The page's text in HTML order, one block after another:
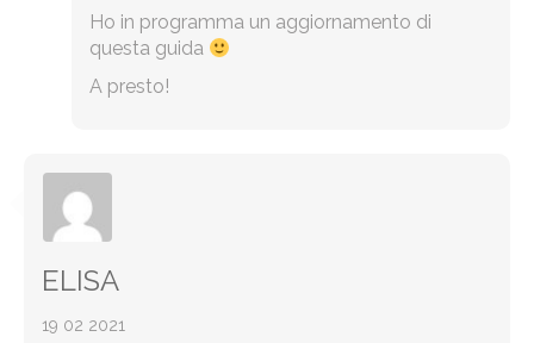
Ho in programma un aggiornamento di
questa guida
A presto!
ELISA
19 02 2021